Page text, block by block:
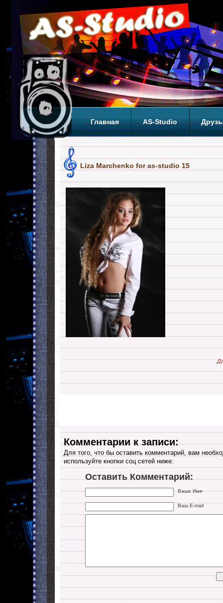
Главная AS-Studio
Liza Marchenko for as-studio 15
Комментарии к записи:
Для того, что бы оставить комментарий, вам
используйте кнопки соц сетей ниже:
Оставить Комментарий:
Ваше Имя
Ваш E-mail